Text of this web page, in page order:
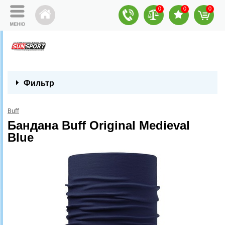
0 0 0
Фильтр
Buff
Бандана Buff Original Medieval
Blue